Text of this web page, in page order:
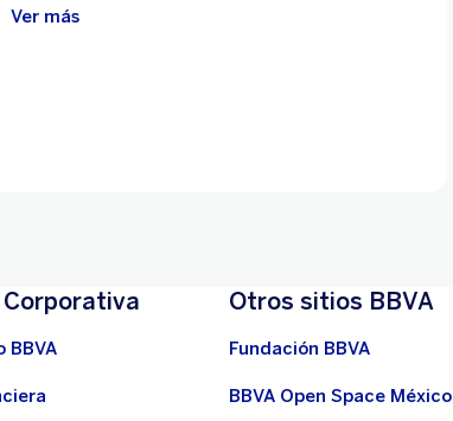
Ver más
BBVA
Otros sitios BBVA
Fundación BBVA
BBVA Open Space México